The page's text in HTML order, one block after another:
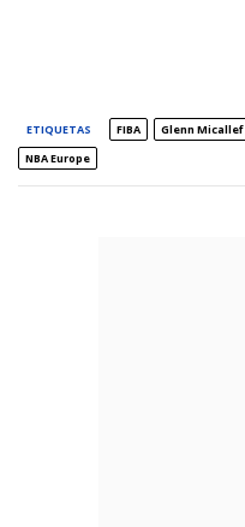
ETIQUETAS FIBA Glenn Micallef
NBA Europe